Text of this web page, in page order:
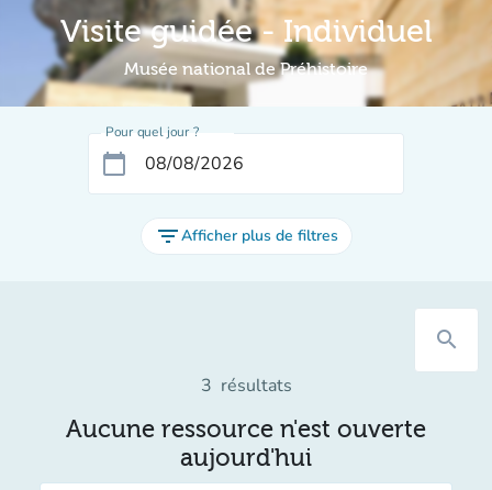
Visite guidée - Individuel
Musée national de Préhistoire
Pour quel jour ?
calendar_today
filter_listAfficher plus de filtres
search
3 résultats
Aucune ressource n'est ouverte
aujourd'hui